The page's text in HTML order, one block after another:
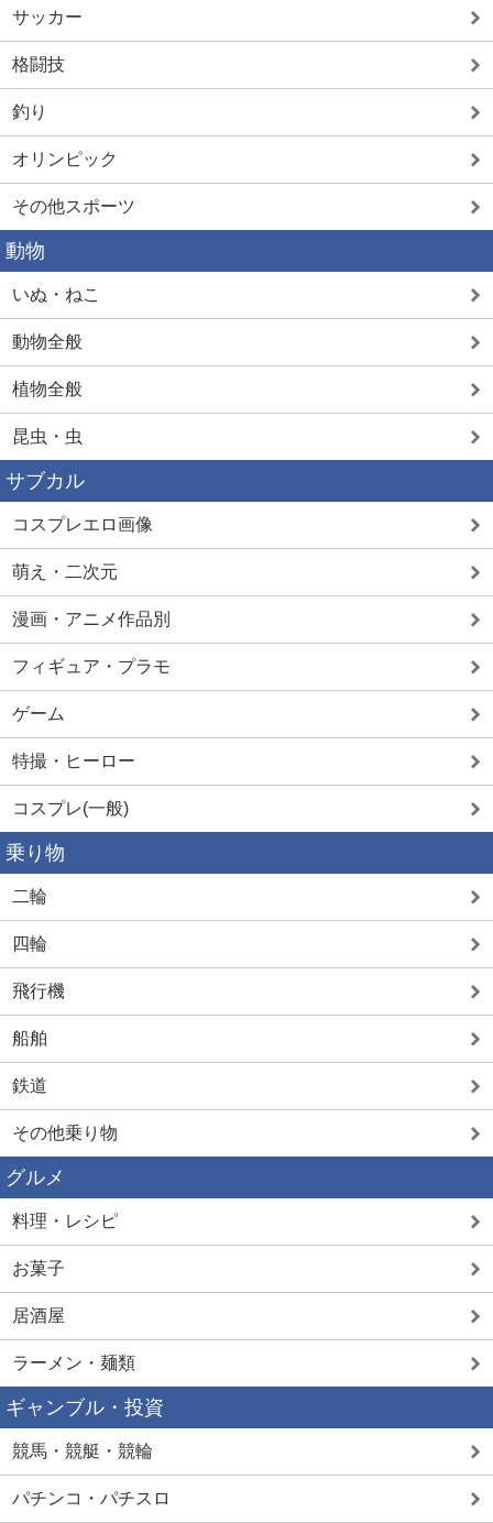
サッカー
格闘技
釣り
オリンピック
その他スポーツ
動物
いぬ・ねこ
動物全般
植物全般
昆虫・虫
サブカル
コスプレエロ画像
萌え・二次元
漫画・アニメ作品別
フィギュア・プラモ
ゲーム
特撮・ヒーロー
コスプレ(一般)
乗り物
二輪
四輪
飛行機
船舶
鉄道
その他乗り物
グルメ
料理・レシピ
お菓子
居酒屋
ラーメン・麺類
ギャンブル・投資
競馬・競艇・競輪
パチンコ・パチスロ